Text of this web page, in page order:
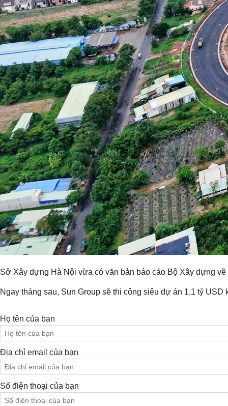
Sở Xây dựng Hà Nội vừa có văn bản báo cáo Bộ Xây dựng
Ngay tháng sau, Sun Group sẽ thi công siêu dự án 1,1 tỷ
Họ tên của bạn
Địa chỉ email của bạn
Số điện thoại của bạn